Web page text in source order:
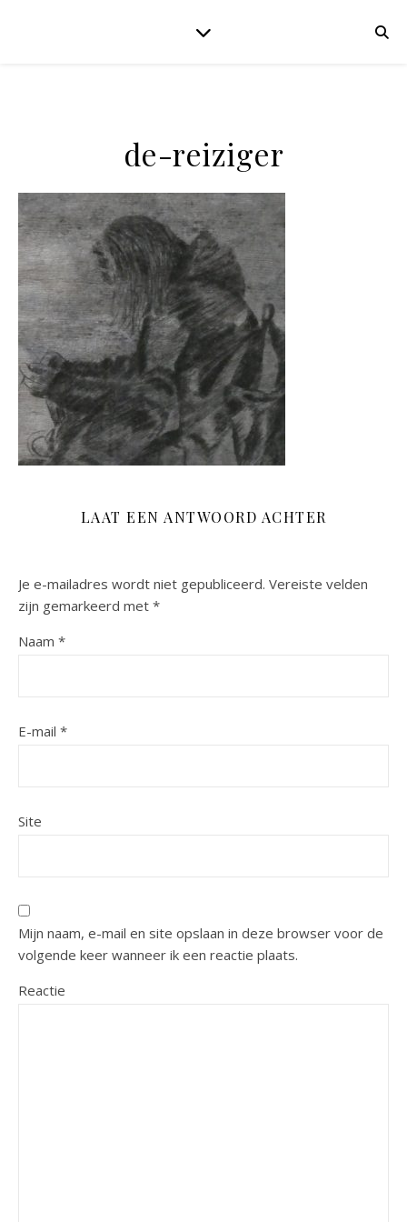
de-reiziger
LAAT EEN ANTWOORD ACHTER
Je e-mailadres wordt niet gepubliceerd. Vereiste velden
zijn gemarkeerd met *
Naam *
E-mail *
Site
Mijn naam, e-mail en site opslaan in deze browser voor de
volgende keer wanneer ik een reactie plaats.
Reactie